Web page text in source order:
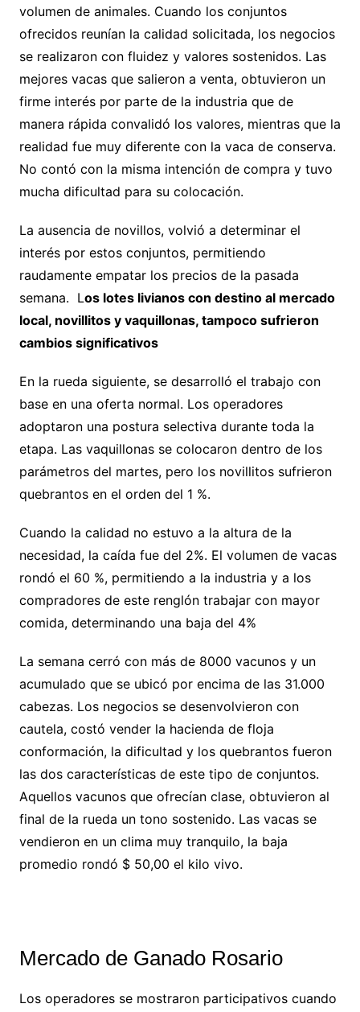
volumen de animales. Cuando los conjuntos
ofrecidos reunían la calidad solicitada, los negocios
se realizaron con fluidez y valores sostenidos. Las
mejores vacas que salieron a venta, obtuvieron un
firme interés por parte de la industria que de
manera rápida convalidó los valores, mientras que la
realidad fue muy diferente con la vaca de conserva.
No contó con la misma intención de compra y tuvo
mucha dificultad para su colocación.
La ausencia de novillos, volvió a determinar el
interés por estos conjuntos, permitiendo
raudamente empatar los precios de la pasada
semana. Los lotes livianos con destino al mercado
local, novillitos y vaquillonas, tampoco sufrieron
cambios significativos
En la rueda siguiente, se desarrolló el trabajo con
base en una oferta normal. Los operadores
adoptaron una postura selectiva durante toda la
etapa. Las vaquillonas se colocaron dentro de los
parámetros del martes, pero los novillitos sufrieron
quebrantos en el orden del 1 %.
Cuando la calidad no estuvo a la altura de la
necesidad, la caída fue del 2%. El volumen de vacas
rondó el 60 %, permitiendo a la industria y a los
compradores de este renglón trabajar con mayor
comida, determinando una baja del 4%
La semana cerró con más de 8000 vacunos y un
acumulado que se ubicó por encima de las 31.000
cabezas. Los negocios se desenvolvieron con
cautela, costó vender la hacienda de floja
conformación, la dificultad y los quebrantos fueron
las dos características de este tipo de conjuntos.
Aquellos vacunos que ofrecían clase, obtuvieron al
final de la rueda un tono sostenido. Las vacas se
vendieron en un clima muy tranquilo, la baja
promedio rondó $ 50,00 el kilo vivo.
Mercado de Ganado Rosario
Los operadores se mostraron participativos cuando